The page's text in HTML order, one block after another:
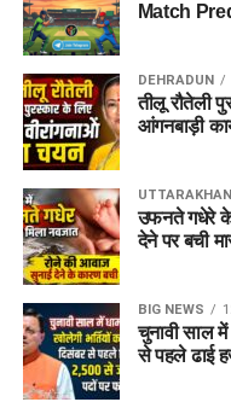
Match
DEHRADUN
तीलू रौतेली
आंगनबाड़ी
उफनते गधेरे के
देने पर बची
BIG NEWS
चुनावी साल में
से पहले ढाई